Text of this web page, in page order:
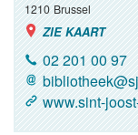
1210 Brussel
ZIE KAART
02 201 00 97
www.sint-